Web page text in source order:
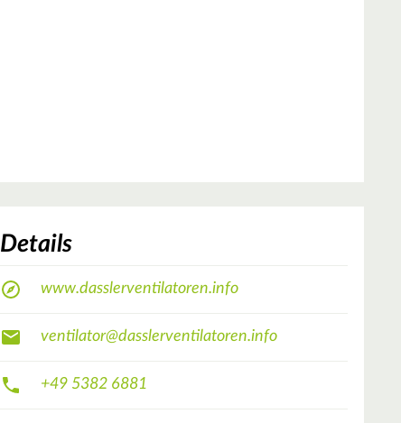
Details
www.dasslerventilatoren.info
ventilator@dasslerventilatoren.info
+49 5382 6881